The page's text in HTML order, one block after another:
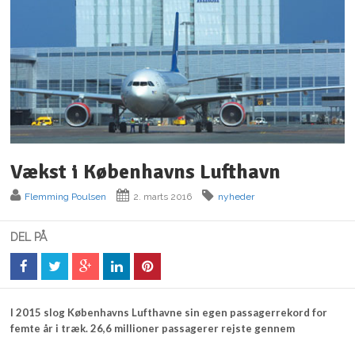
Vækst i Københavns Lufthavn
Flemming Poulsen 2. marts 2016 nyheder
DEL PÅ
I 2015 slog Københavns Lufthavne sin egen passagerrekord for
femte år i træk. 26,6 millioner passagerer rejste gennem